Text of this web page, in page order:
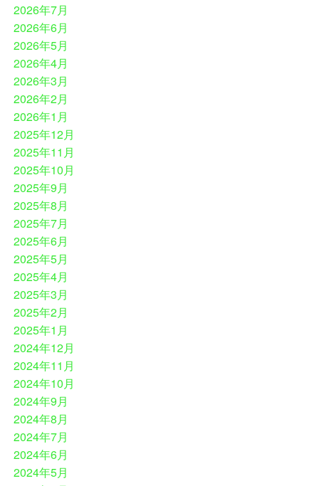
2026年7月
2026年6月
2026年5月
2026年4月
2026年3月
2026年2月
2026年1月
2025年12月
2025年11月
2025年10月
2025年9月
2025年8月
2025年7月
2025年6月
2025年5月
2025年4月
2025年3月
2025年2月
2025年1月
2024年12月
2024年11月
2024年10月
2024年9月
2024年8月
2024年7月
2024年6月
2024年5月